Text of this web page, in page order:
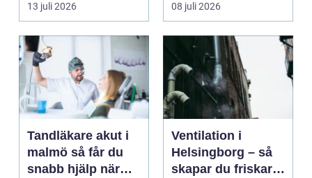
13 juli 2026 08 juli 2026
Tandläkare akut i
malmö så får du
snabb hjälp när
Ventilation i
Helsingborg – så
skapar du friskare